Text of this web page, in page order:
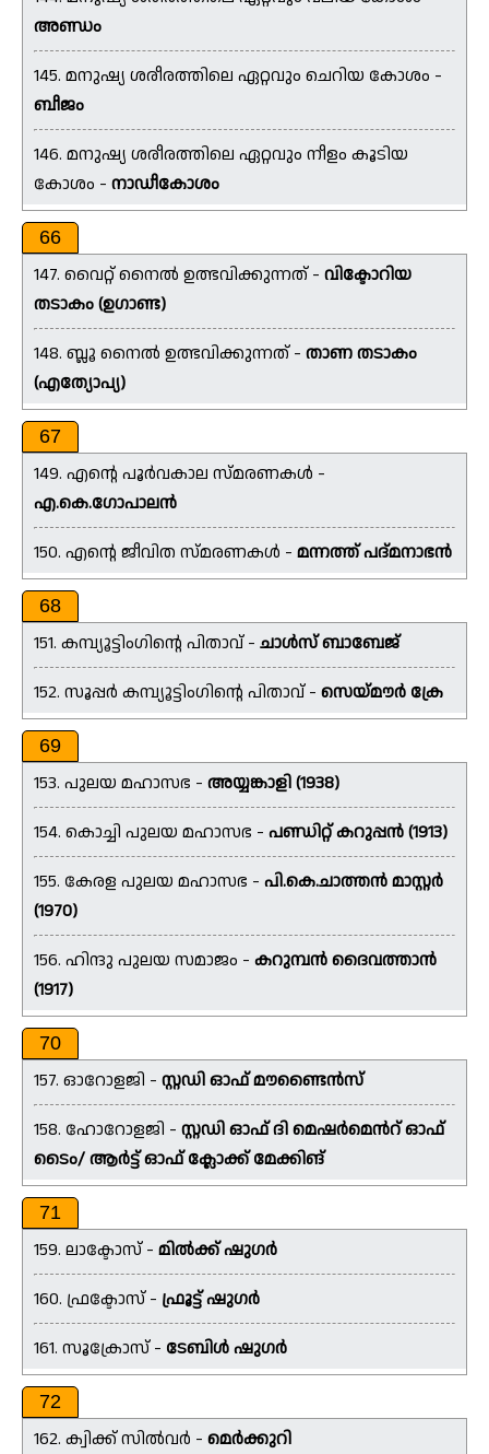
അണ്ഡം
145. മനുഷ്യ ശരീരത്തിലെ ഏറ്റവും ചെറിയ കോശം -
ബീജം
146. മനുഷ്യ ശരീരത്തിലെ ഏറ്റവും നീളം കൂടിയ
കോശം - നാഡീകോശം
66
147. വൈറ്റ് നൈൽ ഉത്ഭവിക്കുന്നത് - വിക്ടോറിയ
തടാകം (ഉഗാണ്ട)
148. ബ്ലൂ നൈൽ ഉത്ഭവിക്കുന്നത് - താണ തടാകം
(എത്യോപ്യ)
67
149. എൻ്റെ പൂർവകാല സ്മരണകൾ -
എ.കെ.ഗോപാലൻ
150. എൻ്റെ ജീവിത സ്മരണകൾ - മന്നത്ത് പദ്മനാഭൻ
68
151. കമ്പ്യൂട്ടിംഗിന്റെ പിതാവ് - ചാൾസ് ബാബേജ്
152. സൂപ്പർ കമ്പ്യൂട്ടിംഗിന്റെ പിതാവ് - സെയ്‌മൗർ ക്രേ
69
153. പുലയ മഹാസഭ - അയ്യങ്കാളി (1938)
154. കൊച്ചി പുലയ മഹാസഭ - പണ്ഡിറ്റ് കറുപ്പൻ (1913)
155. കേരള പുലയ മഹാസഭ - പി.കെ.ചാത്തൻ മാസ്റ്റർ
(1970)
156. ഹിന്ദു പുലയ സമാജം - കറുമ്പൻ ദൈവത്താൻ
(1917)
70
157. ഓറോളജി - സ്റ്റഡി ഓഫ് മൗണ്ടൈൻസ്
158. ഹോറോളജി - സ്റ്റഡി ഓഫ് ദി മെഷർമെൻറ് ഓഫ്
ടൈം/ ആർട്ട് ഓഫ് ക്ലോക്ക് മേക്കിങ്
71
159. ലാക്ടോസ് - മിൽക്ക് ഷുഗർ
160. ഫ്രക്ടോസ് - ഫ്രൂട്ട് ഷുഗർ
161. സൂക്രോസ് - ടേബിൾ ഷുഗർ
72
162. ക്വിക്ക് സിൽവർ - മെർക്കുറി